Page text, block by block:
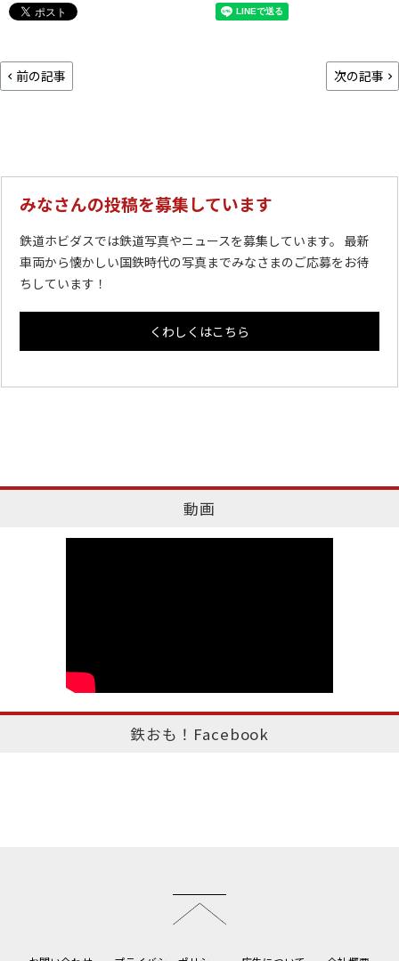
前の記事 次の記事
みなさんの投稿を募集しています
鉄道ホビダスでは鉄道写真やニュースを募集しています。 最新
車両から懐かしい国鉄時代の写真までみなさまのご応募をお待
ちしています！
くわしくはこちら
動画
鉄おも！Facebook